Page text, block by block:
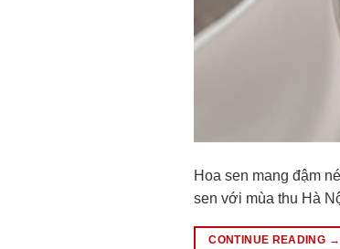
Hoa sen mang đậm
sen với mùa thu Hà
CONTINUE READING →